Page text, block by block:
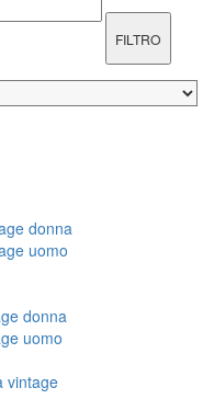
FILTRO
donna
uomo
donna
uomo
vintage